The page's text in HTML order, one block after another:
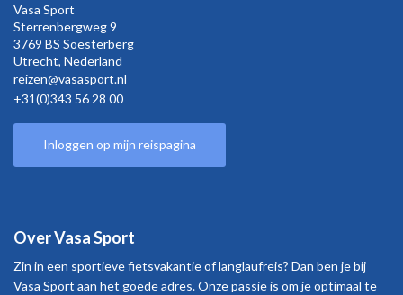
Vasa Sport
Sterrenbergweg9
3769 BS Soesterberg
Utrecht, Nederland
reizen@vasasport.nl
+31(0)343 56 28 00
Inloggen op mijn reispagina
Over Vasa Sport
Zin in een sportieve fietsvakantie of langlaufreis? Dan ben je bij
Vasa Sport aan het goede adres. Onze passie is om je optimaal te